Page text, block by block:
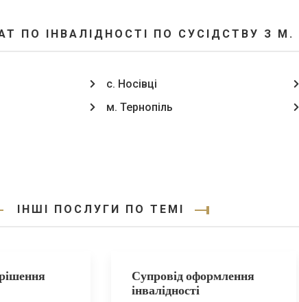
ПО ІНВАЛІДНОСТІ ПО СУСІДСТВУ З М.
с. Носівці
м. Тернопіль
ІНШІ ПОСЛУГИ ПО ТЕМІ
Супровід оформлення
інвалідності